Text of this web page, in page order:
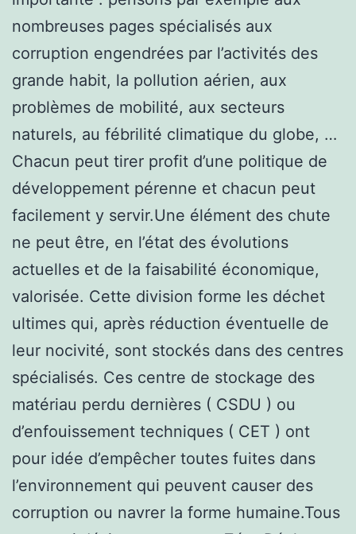
nombreuses pages spécialisés aux
corruption engendrées par l’activités des
grande habit, la pollution aérien, aux
problèmes de mobilité, aux secteurs
naturels, au fébrilité climatique du globe, …
Chacun peut tirer profit d’une politique de
développement pérenne et chacun peut
facilement y servir.Une élément des chute
ne peut être, en l’état des évolutions
actuelles et de la faisabilité économique,
valorisée. Cette division forme les déchet
ultimes qui, après réduction éventuelle de
leur nocivité, sont stockés dans des centres
spécialisés. Ces centre de stockage des
matériau perdu dernières ( CSDU ) ou
d’enfouissement techniques ( CET ) ont
pour idée d’empêcher toutes fuites dans
l’environnement qui peuvent causer des
corruption ou navrer la forme humaine.Tous